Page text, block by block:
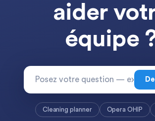
aider
équipe
Cleaning planner Opera OHIP